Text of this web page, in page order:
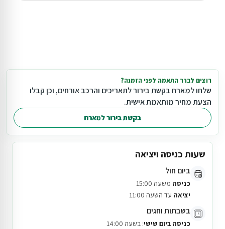
רוצים לברר התאמה לפני הזמנה?
שלחו למארח בקשת בירור לתאריכים והרכב אורחים, וכן קבלו
הצעת מחיר מותאמת אישית.
בקשת בירור למארח
שעות כניסה ויציאה
ביום חול
כניסה משעה 15:00
יציאה עד השעה 11:00
בשבתות וחגים
כניסה ביום שישי: בשעה 14:00